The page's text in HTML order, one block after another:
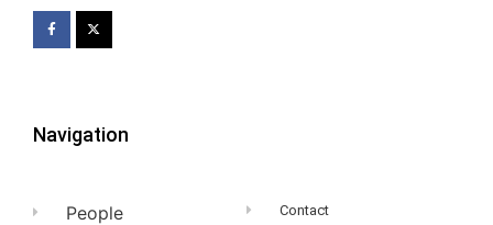
Navigation
People
Contact